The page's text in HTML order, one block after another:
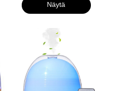
Näytä